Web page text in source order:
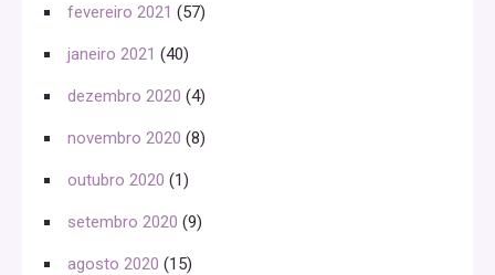
fevereiro 2021 (57)
janeiro 2021 (40)
dezembro 2020 (4)
novembro 2020 (8)
outubro 2020 (1)
setembro 2020 (9)
agosto 2020 (15)